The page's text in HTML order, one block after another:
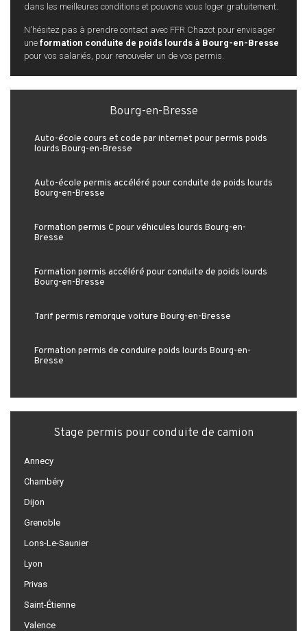
dans les meilleures conditions et pouvons vous loger gratuitement.
N'hésitez pas à prendre contact avec FFR Chazot pour envisager
une formation conduite de poids lourds à Bourg-en-Bresse
pour vos salariés, pour renouveler un de vos permis.
Bourg-en-Bresse
Auto-école cours et code par internet pour permis poids
lourds Bourg-en-Bresse
Auto-école permis accéléré pour conduite de poids lourds
Bourg-en-Bresse
Formation permis C pour véhicules lourds Bourg-en-
Bresse
Formation permis accéléré pour conduite de poids lourds
Bourg-en-Bresse
Tarif permis remorque voiture Bourg-en-Bresse
Formation permis de conduire poids lourds Bourg-en-
Bresse
Stage permis pour conduite de camion
Annecy
Chambéry
Dijon
Grenoble
Lons-Le-Saunier
Lyon
Privas
Saint-Étienne
Valence